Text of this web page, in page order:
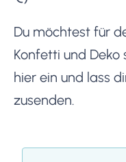
Du möchtest für
Konfetti und
hier ein und lass
zusenden.